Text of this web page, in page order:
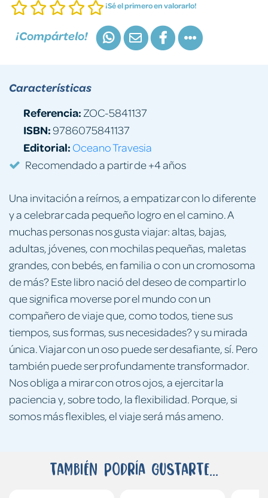
¡Sé el primero en valorarlo!
¡Compártelo!
Una invitación a reírnos, a empatizar con lo diferente
y a celebrar cada pequeño logro en el camino. A
muchas personas nos gusta viajar: altas, bajas,
adultas, jóvenes, con mochilas pequeñas, maletas
grandes, con bebés, en familia o con un cromosoma
de más? Este libro nació del deseo de compartir lo
que significa moverse por el mundo con un
compañero de viaje que, como todos, tiene sus
tiempos, sus formas, sus necesidades? y su mirada
única. Viajar con un oso puede ser desafiante, sí. Pero
también puede ser profundamente transformador.
Nos obliga a mirar con otros ojos, a ejercitar la
paciencia y, sobre todo, la flexibilidad. Porque, si
somos más flexibles, el viaje será más ameno.
Características
Referencia: ZOC-5841137
ISBN:9786075841137
Editorial: Oceano Travesia
Recomendado a partir de +4 años
También podría gustarte...